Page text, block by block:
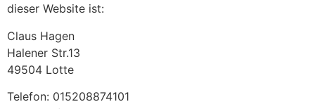
dieser Website ist:
Claus Hagen
Halener Str.13
49504 Lotte
Telefon: 015208874101